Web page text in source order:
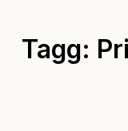
Tagg: